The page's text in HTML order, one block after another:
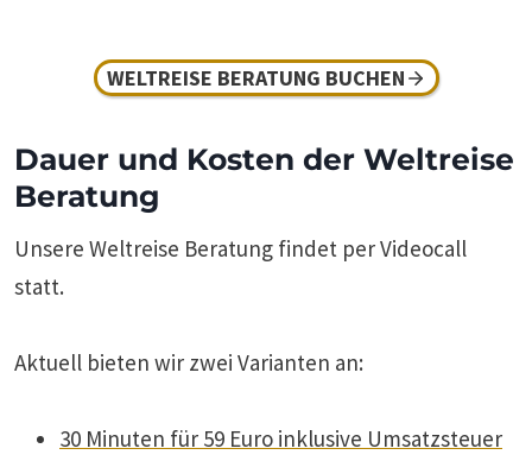
WELTREISE BERATUNG BUCHEN
Dauer und Kosten der Weltreise
Beratung
Unsere Weltreise Beratung findet per Videocall
statt.
Aktuell bieten wir zwei Varianten an:
30 Minuten für 59 Euro inklusive Umsatzsteuer